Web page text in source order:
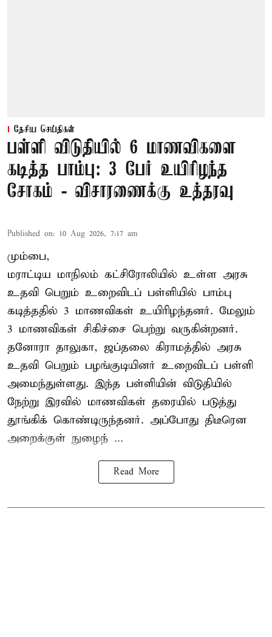
தேசிய செய்திகள்
பள்ளி விடுதியில் 6 மாணவிகளை
கடித்த பாம்பு: 3 பேர் உயிரிழந்த
சோகம் - விசாரணைக்கு உத்தரவு
Published on: 10 Aug 2026, 7:17 am
மும்பை,
மராட்டிய மாநிலம் கட்சிரோலியில் உள்ள அரசு
உதவி பெறும் உறைவிடப் பள்ளியில் பாம்பு
கடித்ததில் 3 மாணவிகள் உயிரிழந்தனர். மேலும்
3 மாணவிகள் சிகிச்சை பெற்று வருகின்றனர்.
தனோரா தாலுகா, ஜப்தலை கிராமத்தில் அரசு
உதவி பெறும் பழங்குடியினர் உறைவிடப் பள்ளி
அமைந்துள்ளது. இந்த பள்ளியின் விடுதியில்
நேற்று இரவில் மாணவிகள் தரையில் படுத்து
தூங்கிக் கொண்டிருந்தனர். அப்போது திடீரென
அறைக்குள் நுழைந் ...
Read More